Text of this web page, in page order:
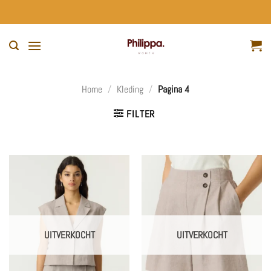
naar
Home / Kleding / Pagina 4
FILTER
UITVERKOCHT UITVERKOCHT